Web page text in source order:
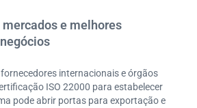
e melhores
internacionais e órgãos
ISO 22000 para estabelecer
pode abrir portas para exportação e